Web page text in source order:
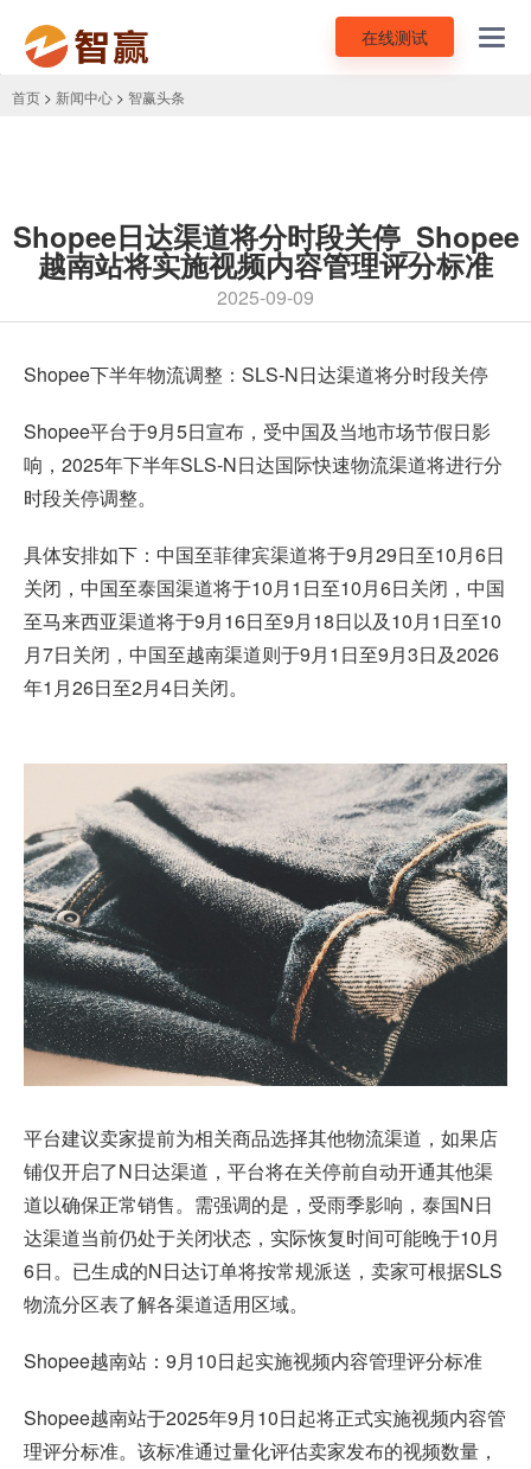
在线测试
首页 > 新闻中心 > 智赢头条
Shopee日达渠道将分时段关停_Shopee
越南站将实施视频内容管理评分标准
2025-09-09
Shopee下半年物流调整：SLS-N日达渠道将分时段关停
Shopee平台于9月5日宣布，受中国及当地市场节假日影
响，2025年下半年SLS-N日达国际快速物流渠道将进行分
时段关停调整。
具体安排如下：中国至菲律宾渠道将于9月29日至10月6日
关闭，中国至泰国渠道将于10月1日至10月6日关闭，中国
至马来西亚渠道将于9月16日至9月18日以及10月1日至10
月7日关闭，中国至越南渠道则于9月1日至9月3日及2026
年1月26日至2月4日关闭。
平台建议卖家提前为相关商品选择其他物流渠道，如果店
铺仅开启了N日达渠道，平台将在关停前自动开通其他渠
道以确保正常销售。需强调的是，受雨季影响，泰国N日
达渠道当前仍处于关闭状态，实际恢复时间可能晚于10月
6日。已生成的N日达订单将按常规派送，卖家可根据SLS
物流分区表了解各渠道适用区域。
Shopee越南站：9月10日起实施视频内容管理评分标准
Shopee越南站于2025年9月10日起将正式实施视频内容管
理评分标准。该标准通过量化评估卖家发布的视频数量，